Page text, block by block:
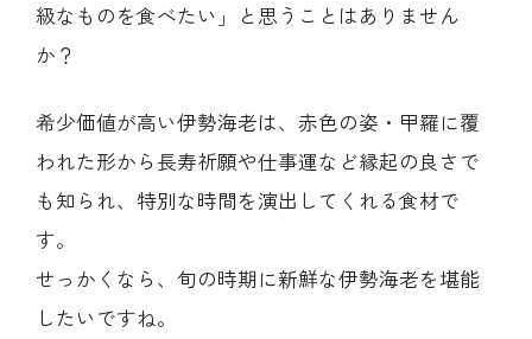
ご結婚式 1.5次会・
(ごちそう重/誕生日重/還暦重/お食い初め重)
(生おせち/おせち冷凍)
鉄板焼 ひかり
企業情報
サイトマップ
ご意見・お問合せ
級なものを食べたい」と思うことはありません
か？
希少価値が高い伊勢海老は、赤色の姿・甲羅に覆
われた形から長寿祈願や仕事運など縁起の良さで
も知られ、特別な時間を演出してくれる食材で
す。
せっかくなら、旬の時期に新鮮な伊勢海老を堪能
したいですね。